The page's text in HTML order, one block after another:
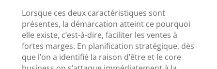
Lorsque ces deux caractéristiques sont
présentes, la démarcation atteint ce pourquoi
elle existe, c’est-à-dire, faciliter les ventes à
fortes marges. En planification stratégique, dès
que l’on a identifié la raison d’être et le core